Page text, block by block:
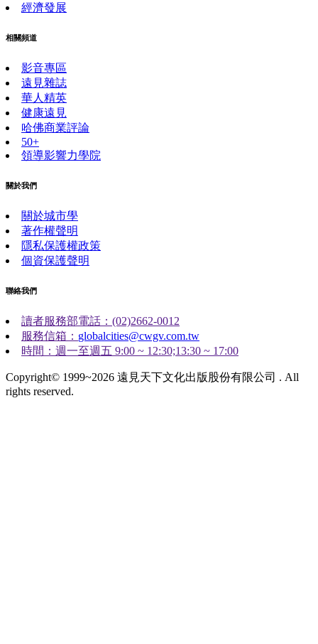
經濟發展
相關頻道
影音專區
遠見雜誌
華人精英
健康遠見
哈佛商業評論
50+
領導影響力學院
關於我們
關於城市學
著作權聲明
隱私保護權政策
個資保護聲明
聯絡我們
讀者服務部電話：(02)2662-0012
服務信箱： globalcities@cwgv.com.tw
時間：週一至週五 9:00 ~ 12:30;13:30 ~ 17:00
Copyright© 1999~2026 遠見天下文化出版股份有限公司 . All
rights reserved.